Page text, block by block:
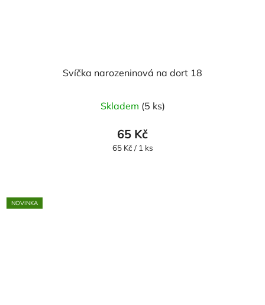
Svíčka narozeninová na dort 18
Skladem (5 ks)
65 Kč
Měrná
65 Kč / 1 ks
NOVINKA